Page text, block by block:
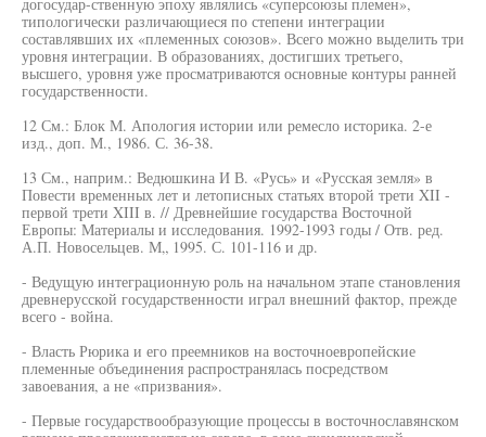
типологически различающиеся по степени интеграции
составлявших их «племенных союзов». Всего можно выделить три
уровня интеграции. В образованиях, достигших третьего,
высшего, уровня уже просматриваются основные контуры ранней
государственности.
12 См.: Блок М. Апология истории или ремесло историка. 2-е
изд., доп. М., 1986. С. 36-38.
13 См., наприм.: Ведюшкина И В. «Русь» и «Русская земля» в
Повести временных лет и летописных статьях второй трети XII -
первой трети XIII в. // Древнейшие государства Восточной
Европы: Материалы и исследования. 1992-1993 годы / Отв. ред.
А.П. Новосельцев. М„ 1995. С. 101-116 и др.
- Ведущую интеграционную роль на начальном этапе становления
древнерусской государственности играл внешний фактор, прежде
всего - война.
- Власть Рюрика и его преемников на восточноевропейские
племенные объединения распространялась посредством
завоевания, а не «призвания».
- Первые государствообразующие процессы в восточнославянском